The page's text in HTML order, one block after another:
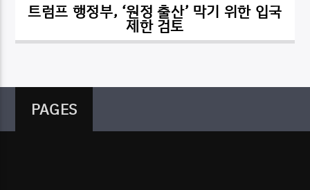
트럼프 행정부, ‘원정 출산’ 막기 위한 입국
제한 검토
PAGES